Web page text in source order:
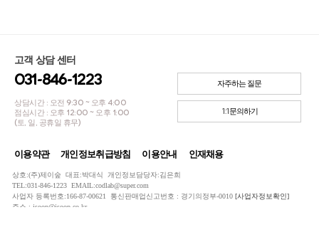
고객 상담 센터
031-846-1223
상담시간 : 오전 9:30 ~ 오후 4:00
점심시간 : 오후 12:00 ~ 오후 1:00
(토, 일, 공휴일 휴무)
자주하는 질문
1:1문의하기
이용약관 개인정보취급방침 이용안내 인재채용
상호:(주)제이숲 대표:박대식 개인정보담당자:김은희
TEL:031-846-1223 EMAIL:codlab@super.com
사업자 등록번호:166-87-00621 통신판매업신고번호 : 경기의정부-0010 [사업자정보확인]
주소 : jsoop@jsoop.co.kr